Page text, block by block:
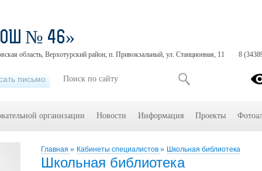
Главная » Кабинеты специалистов » Школьная библиотека
Школьная библиотека
№ 46»
область, Верхотурский район, п. Привокзальный, ул. Станционная, 11 8
письмо
организации Новости Информация Проекты